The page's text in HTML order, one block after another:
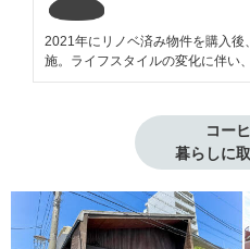
2021年にリノベ済み物件を購入
施。ライフスタイルの変化に伴い
コー
暮らしに